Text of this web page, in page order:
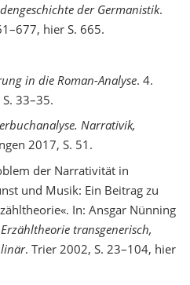
der Germanistik.
hier S. 665.
in die Roman-Analyse. 4.
33–35.
Narrativik,
2017, S. 51.
der Narrativität in
und Musik: Ein Beitrag zu
In: Ansgar Nünning
Erzähltheorie transgenerisch,
. Trier 2002, S. 23–104, hier